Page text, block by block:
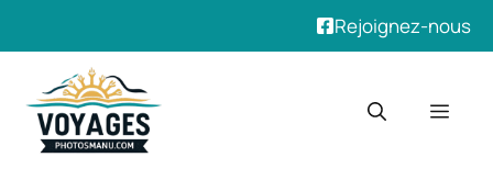
Rejoignez-nous
contenu